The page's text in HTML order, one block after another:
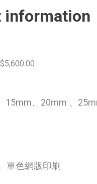
information
15mm、20mm 、
單色網版印刷